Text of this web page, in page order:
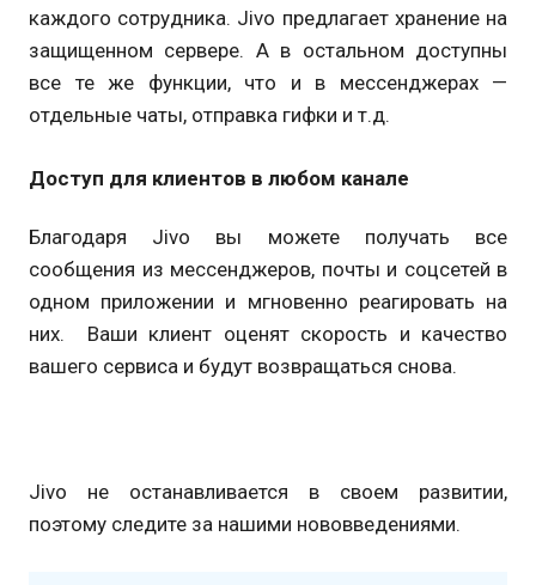
каждого сотрудника. Jivo предлагает хранение на
защищенном сервере. А в остальном доступны
все те же функции, что и в мессенджерах —
отдельные чаты, отправка гифки и т.д.
Доступ для клиентов в любом канале
Благодаря Jivo вы можете получать все
сообщения из мессенджеров, почты и соцсетей в
одном приложении и мгновенно реагировать на
них. Ваши клиент оценят скорость и качество
вашего сервиса и будут возвращаться снова.
Jivo не останавливается в своем развитии,
поэтому следите за нашими нововведениями.